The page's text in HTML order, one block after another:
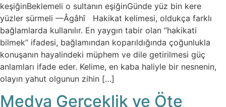
keşiğinBeklemeli o sultanın eşiğinGünde yüz bin kere
yüzler sürmeli —Âgâhî Hakikat kelimesi, oldukça farklı
bağlamlarda kullanılır. En yaygın tabir olan “hakikati
bilmek” ifadesi, bağlamından koparıldığında çoğunlukla
konuşanın hayalindeki müphem ve dile getirilmesi güç
anlamları ifade eder. Kelime, en kaba haliyle bir nesnenin,
olayın yahut olgunun zihin […]
Medya Gerçeklik ve Öte